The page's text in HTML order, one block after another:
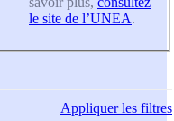
le site de l’UNEA.
Appliquerles filtres